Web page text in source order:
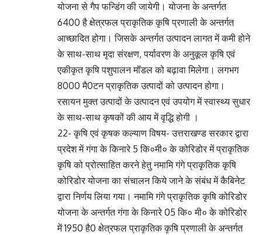
योजना से गैप फन्डिंग की जायेगी। योजना के अन्तर्गत
6400 है क्षेत्रफल प्राकृतिक कृषि प्रणाली के अन्तर्गत
आच्छादित होगा। जिसके अन्तर्गत उत्पादन लागत में कमी होने
के साथ-साथ मृदा संरक्षण, पर्यावरण के अनुकूल कृषि एवं
एकीकृत कृषि पशुपालन मॉडल को बढ़ावा मिलेगा। लगभग
8000 मै0टन प्राकृतिक उत्पादों को उत्पादन होगा।
रसायन मुक्त उत्पादों के उत्पादन एवं उपयोग में स्वास्थ्य सुधार
के साथ-साथ कृषकों की आय में वृद्धि होगी ।
22- कृषि एवं कृषक कल्याण विषय- उत्तराखण्ड सरकार द्वारा
प्रदेश में गंगा के किनारे 5 कि०मी० के कोरिडोर में प्राकृतिक
कृषि को प्रोत्साहित करने हेतु नमामि गंगे प्राकृतिक कृषि
कोरिडोर योजना का संचालन किये जाने के संबंध में कैबिनेट
द्वारा निर्णय लिया गया। नमामि गंगे प्राकृतिक कृषि कोरिडोर
योजना के अन्तर्गत गंगा के किनारे 05 कि० मी० के कोरिडोर
में 1950 है0 क्षेत्रफल प्राकृतिक कृषि प्रणाली के अन्तर्गत